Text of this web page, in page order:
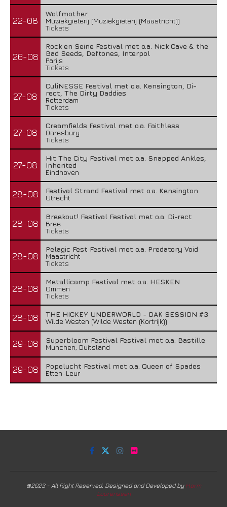
22-08
Wolfmother
Muziekgieterij (Muziekgieterij (Maastricht))
Tickets
26-08
Rock en Seine Festival met o.a. Nick Cave & the
Bad Seeds, Deftones, Interpol
Parijs
Tickets
27-08
CuliNESSE Festival met o.a. Kensington, Di-
rect, The Dirty Daddies
Rotterdam
Tickets
27-08
Creamfields Festival met o.a. Faithless
Daresbury
Tickets
27-08
Hit The City Festival met o.a. Snapped Ankles,
Inherited
Eindhoven
28-08
Festival Strand Festival met o.a. Kensington
Utrecht
28-08
Breekout! Festival Festival met o.a. Di-rect
Bree
Tickets
28-08
Pelagic Fest Festival met o.a. Predatory Void
Maastricht
Tickets
28-08
Metallicamp Festival met o.a. HESKEN
Ommen
Tickets
28-08
THE HICKEY UNDERWORLD - DAK SESSION #3
Wilde Westen (Wilde Westen (Kortrijk))
29-08
Superbloom Festival Festival met o.a. Bastille
Munchen, Duitsland
29-08
Popelucht Festival met o.a. Queen of Spades
Etten-Leur
@2023 - All Right Reserved. Designed and Developed by Harm
Lourenssen